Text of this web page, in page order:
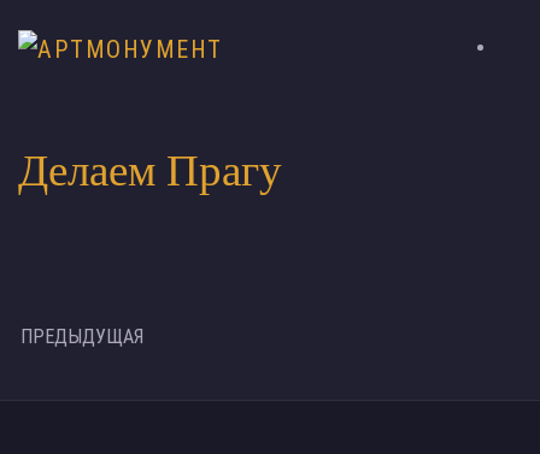
Делаем Прагу
ПРЕДЫДУЩАЯ